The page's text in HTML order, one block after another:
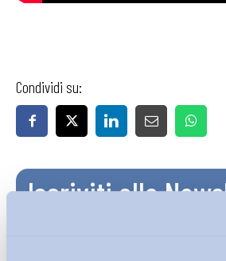
Condividi su:
Iscriviti alla